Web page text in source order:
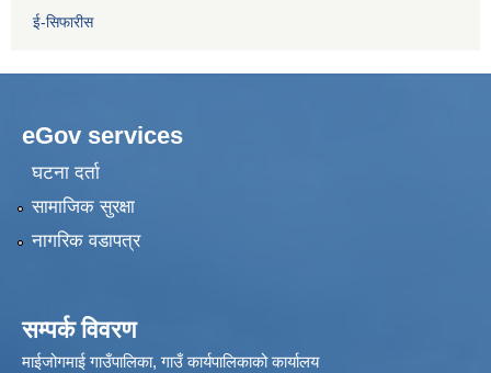
ई-सिफारीस
eGov services
घटना दर्ता
सामाजिक सुरक्षा
नागरिक वडापत्र
सम्पर्क विवरण
माईजोगमाई गाउँपालिका, गाउँ कार्यपालिकाको कार्यालय